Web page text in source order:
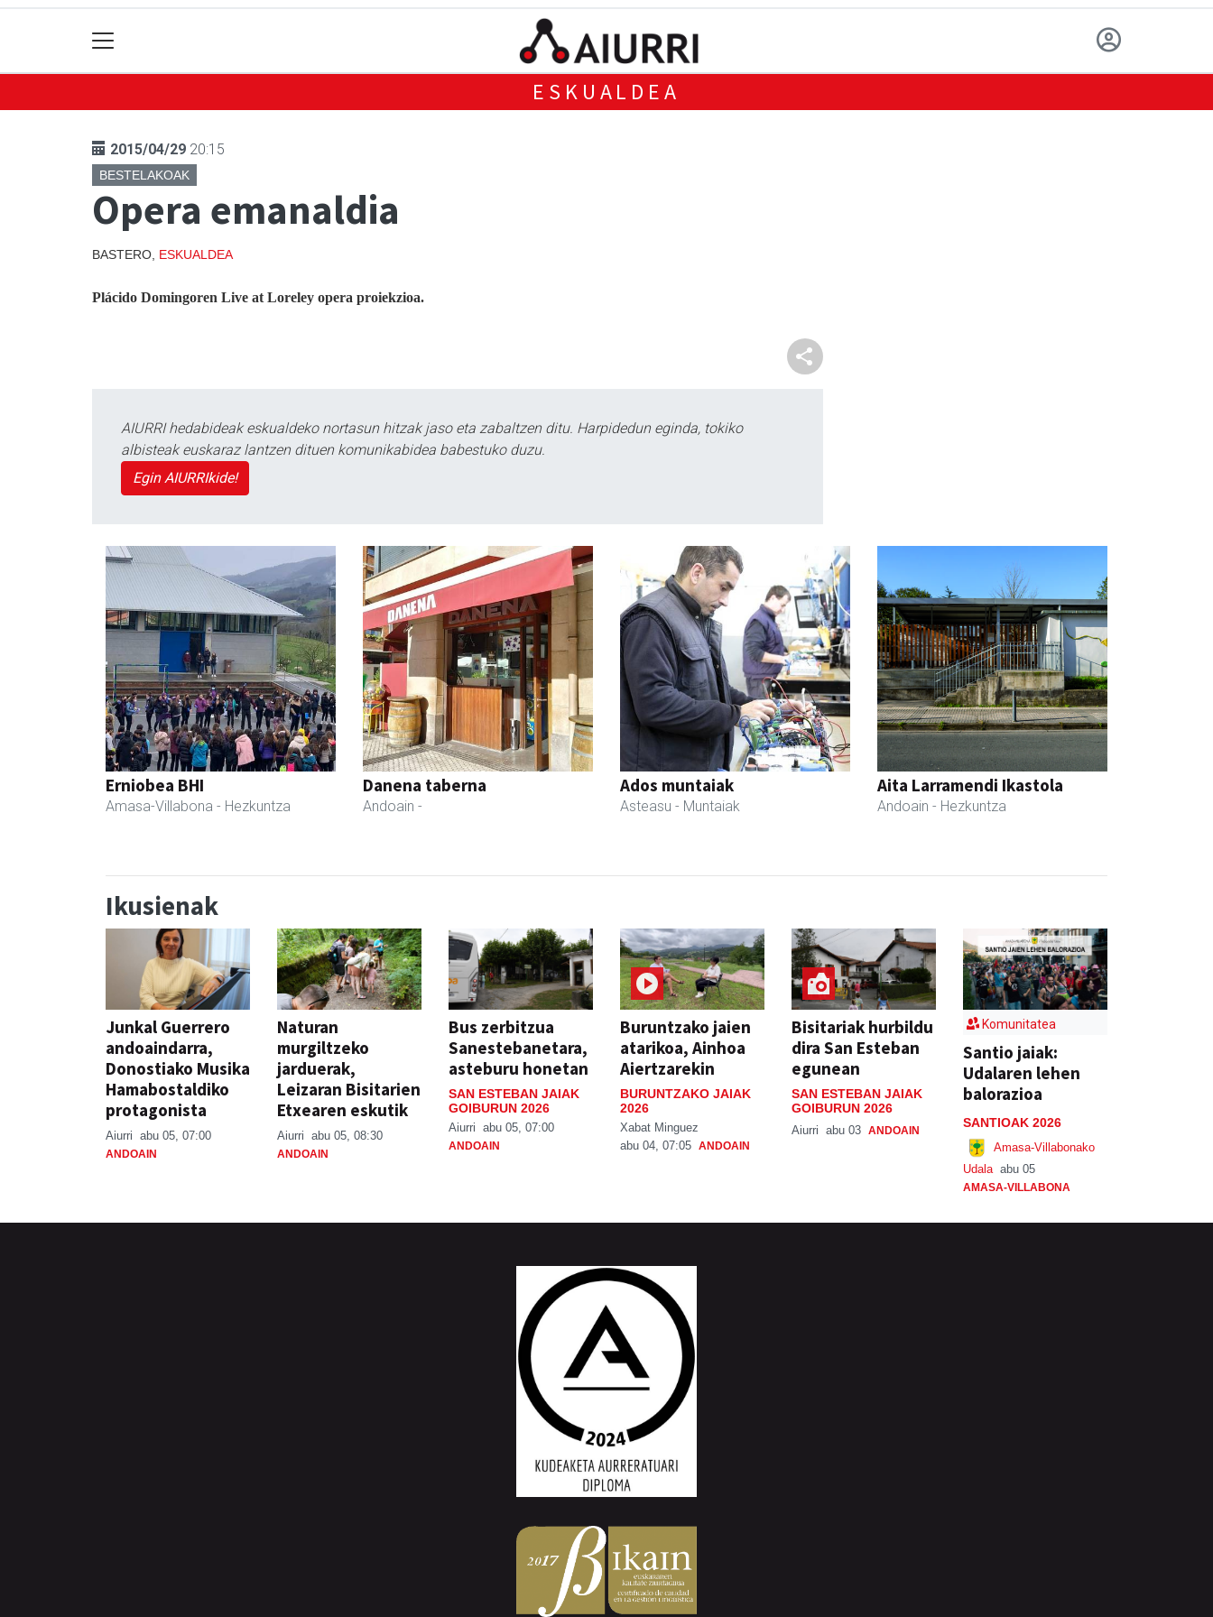
ESKUALDEA
2015/04/29 20:15
BESTELAKOAK
Opera emanaldia
BASTERO, ESKUALDEA
Plácido Domingoren Live at Loreley opera proiekzioa.
AIURRI hedabideak eskualdeko nortasun hitzak jaso eta zabaltzen ditu. Harpidedun eginda, tokiko
albisteak euskaraz lantzen dituen komunikabidea babestuko duzu.
Egin AIURRIkide!
Erniobea BHI
Amasa-Villabona - Hezkuntza
Danena taberna
Andoain -
Ados muntaiak
Asteasu - Muntaiak
Aita Larramendi Ikastola
Andoain - Hezkuntza
Ikusienak
Junkal Guerrero
andoaindarra,
Donostiako Musika
Hamabostaldiko
protagonista
Aiurri abu 05, 07:00
ANDOAIN
Naturan
murgiltzeko
jarduerak,
Leizaran Bisitarien
Etxearen eskutik
Aiurri abu 05, 08:30
ANDOAIN
Bus zerbitzua
Sanestebanetara,
asteburu honetan
SAN ESTEBAN JAIAK
GOIBURUN 2026
Aiurri abu 05, 07:00
ANDOAIN
Buruntzako jaien
atarikoa, Ainhoa
Aiertzarekin
BURUNTZAKO JAIAK
2026
Xabat Minguez
abu 04, 07:05 ANDOAIN
Bisitariak hurbildu
dira San Esteban
egunean
SAN ESTEBAN JAIAK
GOIBURUN 2026
Aiurri abu 03 ANDOAIN
Komunitatea
Santio jaiak:
Udalaren lehen
balorazioa
SANTIOAK 2026
Amasa-Villabonako
Udala abu 05
AMASA-VILLABONA